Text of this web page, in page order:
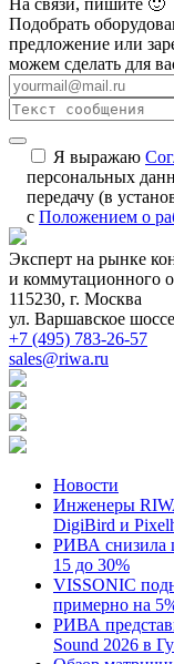
На связи, пишите 🙂
Подобрать
предложение или
можем сделать для
Я выражаю
персональных
передачу (в
с Положением о
Эксперт на рынке
и коммутационного
115230, г. Москва
ул. Варшавское
+7 (495) 783-26-57
sales@riwa.ru
Новости
Инженеры
DigiBird и
РИВА снизила
15 до 30%
VISSONIC
примерно на
РИВА
Sound 2026 в